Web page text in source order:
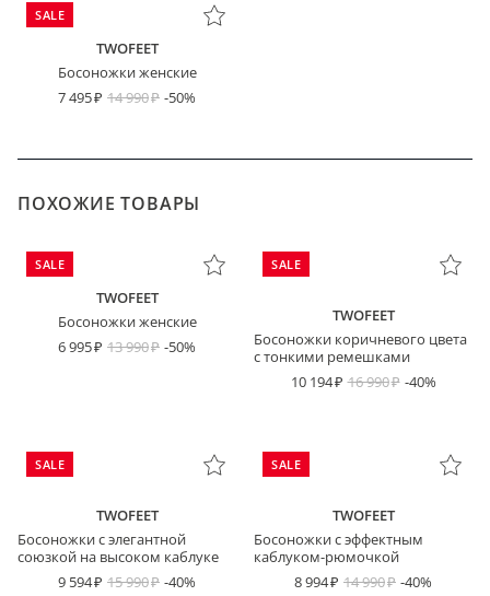
SALE
TWOFEET
Босоножки женские
7 495
14 990 -50%
ПОХОЖИЕ ТОВАРЫ
SALE
TWOFEET
Босоножки женские
6 995
13 990 -50%
SALE
TWOFEET
Босоножки коричневого цвета
с тонкими ремешками
10 194
16 990 -40%
SALE
TWOFEET
Босоножки с элегантной
союзкой на высоком каблуке
9 594
15 990 -40%
SALE
TWOFEET
Босоножки с эффектным
каблуком-рюмочкой
8 994
14 990 -40%